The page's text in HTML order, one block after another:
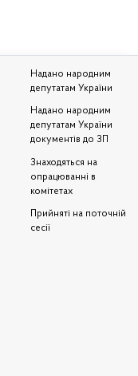
Надано народним
депутатам України
Надано народним
депутатам України
документів до ЗП
Знаходяться на
опрацюванні в
комітетах
Прийняті на поточній
сесії